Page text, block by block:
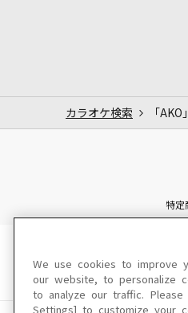
カラオケ検索 「
特定
We use cookies to improve
our website, to personalize
to analyze our traffic. Please
Settings] to customize your